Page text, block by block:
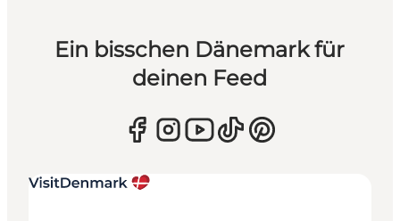
Ein bisschen Dänemark für
deinen Feed